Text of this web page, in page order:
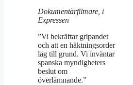
Dokumentärfilmare, i
Expressen
”Vi bekräftar gripandet
och att en häktningsorder
låg till grund. Vi inväntar
spanska myndigheters
beslut om
överlämnande.”